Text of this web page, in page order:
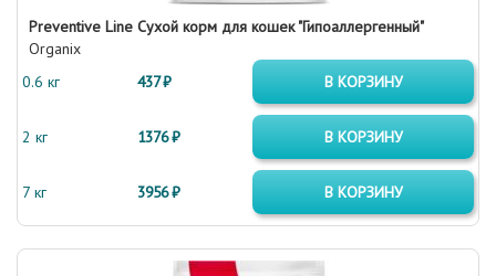
Preventive Line Сухой корм для кошек "Гипоаллергенный"
Organix
0.6 кг
437 ₽ В КОРЗИНУ
2 кг 1376 ₽ В КОРЗИНУ
7 кг 3956 ₽ В КОРЗИНУ